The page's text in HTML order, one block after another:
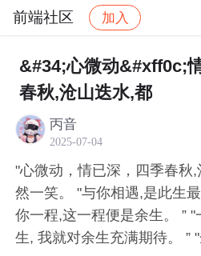
前端社区 加入
社区 前端社区 感慨
&#34;心微动&#xff0c;
春秋,沧山迭水,都
丙音
2025-07-04
"心微动，情已深，四季春秋
然一笑。 "与你相遇,是此生
你一程,这一程便是余生。 ”
生, 我就对余生充满期待。 ” "